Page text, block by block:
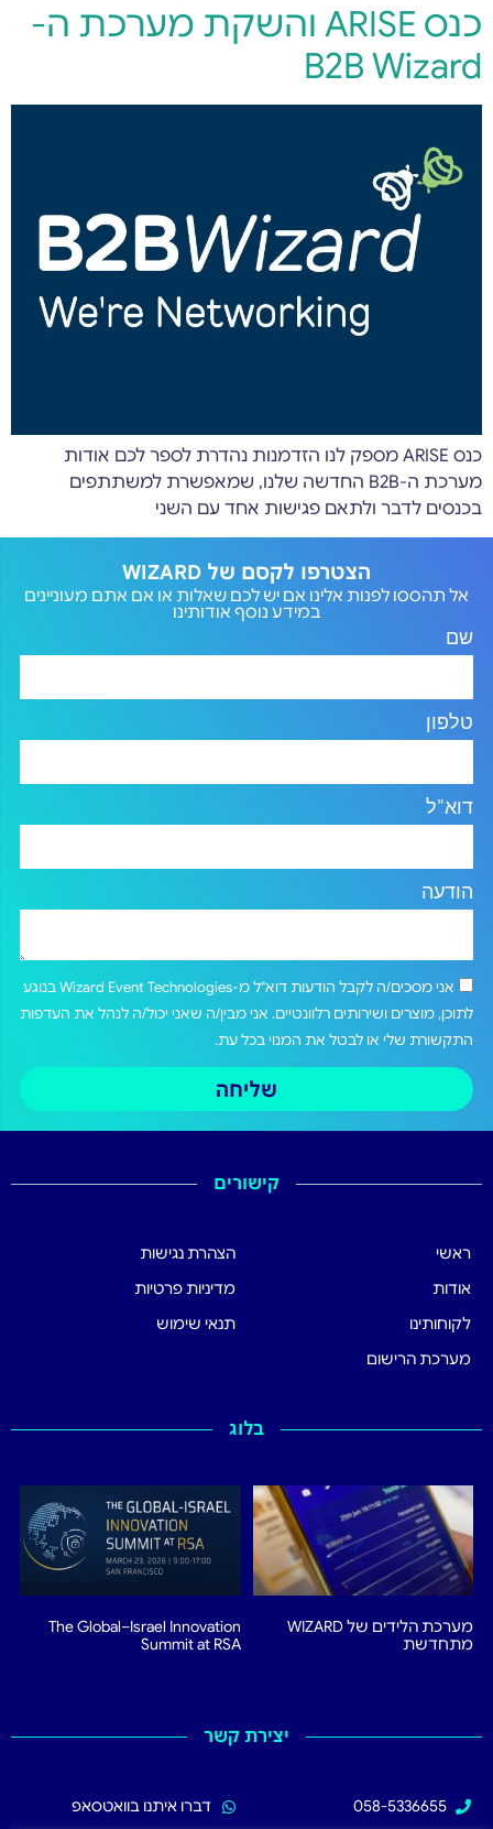
כנס ARISE והשקת מערכת ה-
B2B Wizard
כנס ARISE מספק לנו הזדמנות נהדרת לספר לכם אודות
מערכת ה-B2B החדשה שלנו, שמאפשרת למשתתפים
בכנסים לדבר ולתאם פגישות אחד עם השני
הצטרפו לקסם של WIZARD
אל תהססו לפנות אלינו אם יש לכם שאלות או אם אתם מעוניינים
במידע נוסף אודותינו
שם
טלפון
דוא"ל
הודעה
אני מסכים/ה לקבל הודעות דוא"ל מ-Wizard Event Technologies בנוגע
לתוכן, מוצרים ושירותים רלוונטיים. אני מבין/ה שאני יכול/ה לנהל את העדפות
התקשורת שלי או לבטל את המנוי בכל עת.
שליחה
קישורים
ראשי
אודות
לקוחותינו
מערכת הרישום
הצהרת נגישות
מדיניות פרטיות
תנאי שימוש
בלוג
מערכת הלידים של WIZARD
מתחדשת
The Global–Israel Innovation
Summit at RSA
יצירת קשר
058-5336655 דברו איתנו בוואטסאפ